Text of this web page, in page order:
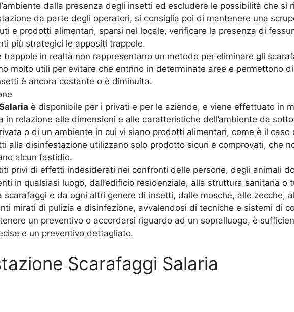
dalla presenza degli insetti ed escludere le possibilità che si
da parte degli operatori, si consiglia poi di mantenere una
e prodotti alimentari, sparsi nel locale, verificare la presenza di
più strategici le appositi trappole.
in realtà non rappresentano un metodo per eliminare gli
molto utili per evitare che entrino in determinate aree e permettono
è ancora costante o è diminuita.
è disponibile per i privati e per le aziende, e viene effettuato in
relazione alle dimensioni e alle caratteristiche dell’ambiente da
o di un ambiente in cui vi siano prodotti alimentari, come è il caso
alla disinfestazione utilizzano solo prodotto sicuri e comprovati, che
alcun fastidio.
privi di effetti indesiderati nei confronti delle persone, degli animali
in qualsiasi luogo, dall’edificio residenziale, alla struttura sanitaria o
e da ogni altri genere di insetti, dalle mosche, alle zecche,
mirati di pulizia e disinfezione, avvalendosi di tecniche e sistemi di
un preventivo o accordarsi riguardo ad un sopralluogo, è
e un preventivo dettagliato.
Scarafaggi Salaria